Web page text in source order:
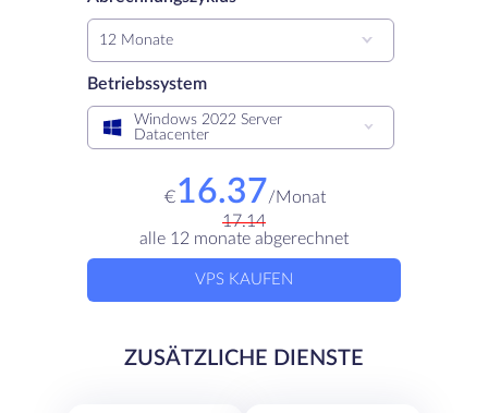
12 Monate
Betriebssystem
Windows 2022 Server
Datacenter
€16.37/Monat
17.14
alle 12 monate abgerechnet
VPS KAUFEN
ZUSÄTZLICHE DIENSTE